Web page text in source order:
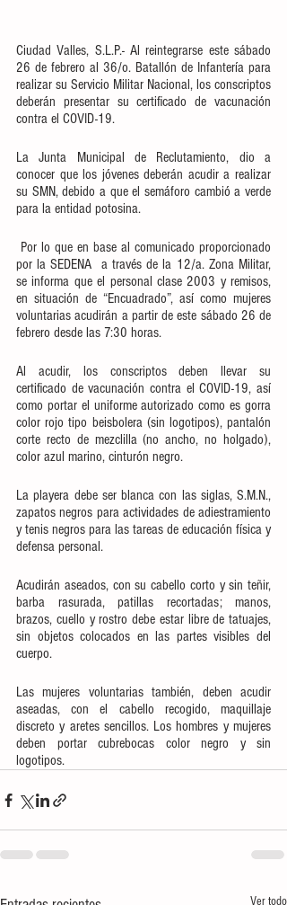
Ciudad Valles, S.L.P.- Al reintegrarse este sábado
26 de febrero al 36/o. Batallón de Infantería para
realizar su Servicio Militar Nacional, los conscriptos
deberán presentar su certificado de vacunación
contra el COVID-19.
La Junta Municipal de Reclutamiento, dio a
conocer que los jóvenes deberán acudir a realizar
su SMN, debido a que el semáforo cambió a verde
para la entidad potosina.
por la SEDENA  a través de la 12/a. Zona Militar,
se informa que el personal clase 2003 y remisos,
en situación de “Encuadrado”, así como mujeres
voluntarias acudirán a partir de este sábado 26 de
febrero desde las 7:30 horas.
Al acudir, los conscriptos deben llevar su
certificado de vacunación contra el COVID-19, así
como portar el uniforme autorizado como es gorra
color rojo tipo beisbolera (sin logotipos), pantalón
corte recto de mezclilla (no ancho, no holgado),
color azul marino, cinturón negro.
La playera debe ser blanca con las siglas, S.M.N.,
zapatos negros para actividades de adiestramiento
y tenis negros para las tareas de educación física y
defensa personal.
Acudirán aseados, con su cabello corto y sin teñir,
barba rasurada, patillas recortadas; manos,
brazos, cuello y rostro debe estar libre de tatuajes,
sin objetos colocados en las partes visibles del
cuerpo.
Las mujeres voluntarias también, deben acudir
aseadas, con el cabello recogido, maquillaje
discreto y aretes sencillos. Los hombres y mujeres
deben portar cubrebocas color negro y sin
logotipos.
Ver todo